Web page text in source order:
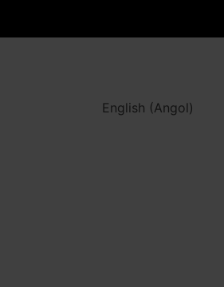
English (Angol)